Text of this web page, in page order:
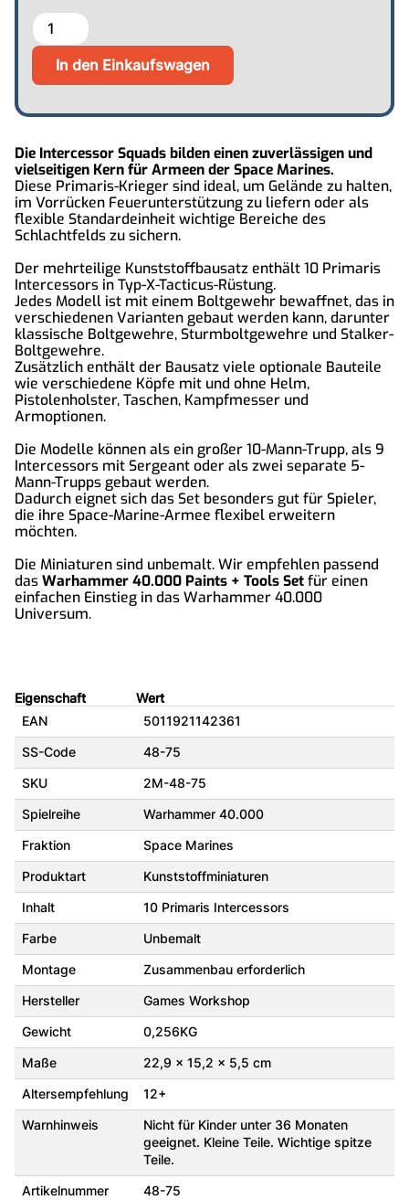
Die Intercessor Squads bilden einen zuverlässigen und
vielseitigen Kern für Armeen der Space Marines.
Diese Primaris-Krieger sind ideal, um Gelände zu halten,
im Vorrücken Feuerunterstützung zu liefern oder als
flexible Standardeinheit wichtige Bereiche des
Schlachtfelds zu sichern.
Der mehrteilige Kunststoffbausatz enthält 10 Primaris
Intercessors in Typ-X-Tacticus-Rüstung.
Jedes Modell ist mit einem Boltgewehr bewaffnet, das in
verschiedenen Varianten gebaut werden kann, darunter
klassische Boltgewehre, Sturmboltgewehre und Stalker-
Boltgewehre.
Zusätzlich enthält der Bausatz viele optionale Bauteile
wie verschiedene Köpfe mit und ohne Helm,
Pistolenholster, Taschen, Kampfmesser und
Armoptionen.
Die Modelle können als ein großer 10-Mann-Trupp, als 9
Intercessors mit Sergeant oder als zwei separate 5-
Mann-Trupps gebaut werden.
Dadurch eignet sich das Set besonders gut für Spieler,
die ihre Space-Marine-Armee flexibel erweitern
möchten.
Die Miniaturen sind unbemalt. Wir empfehlen passend
dasWarhammer 40.000 Paints + Tools Setfür einen
einfachen Einstieg in das Warhammer 40.000
Universum.
Eigenschaft
Wert
EAN
5011921142361
SS-Code 48-75
SKU 2M-48-75
Spielreihe Warhammer 40.000
Fraktion Space Marines
Produktart Kunststoffminiaturen
Inhalt 10 Primaris Intercessors
Farbe Unbemalt
Montage Zusammenbau erforderlich
Hersteller Games Workshop
Gewicht 0,256KG
Maße 22,9 x 15,2 x 5,5 cm
Altersempfehlung 12+
Warnhinweis
Nicht für Kinder unter 36 Monaten
geeignet. Kleine Teile. Wichtige spitze
Teile.
Artikelnummer 48-75